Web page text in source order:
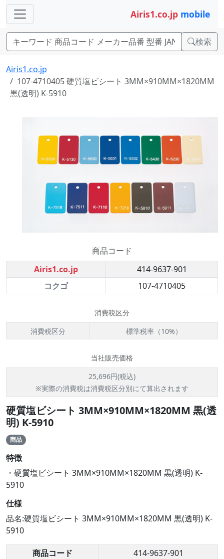
Airis1.co.jp mobile
検索
Airis1.co.jp
107-4710405 硬質塩ビシート 3MM×910MM×1820MM
黒(透明) K-5910
商品コード
Airis1.co.jp
414-9637-901
コクゴ
107-4710405
消費税区分
消費税区分
標準税率（10%）
当社販売価格
25,696円(税込)
※実際の消費税は消費税区分別にて算出されます
硬質塩ビシート 3MM×910MM×1820MM 黒(透
明) K-5910
商品
特徴
・硬質塩ビシート 3MM×910MM×1820MM 黒(透明) K-
5910
仕様
品名:硬質塩ビシート 3MM×910MM×1820MM 黒(透明) K-
5910
商品コード
414-9637-901